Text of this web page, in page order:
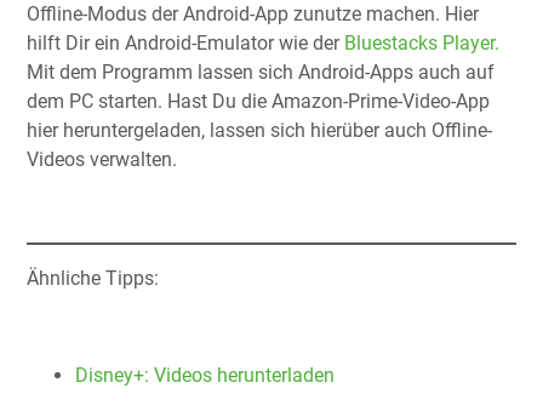
Offline-Modus der Android-App zunutze machen. Hier
hilft Dir ein Android-Emulator wie der Bluestacks Player.
Mit dem Programm lassen sich Android-Apps auch auf
dem PC starten. Hast Du die Amazon-Prime-Video-App
hier heruntergeladen, lassen sich hierüber auch Offline-
Videos verwalten.
Ähnliche Tipps:
Disney+: Videos herunterladen